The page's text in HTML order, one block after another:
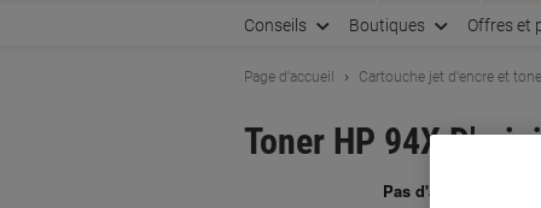
Conseils Boutiques Offres et
Page d'accueil Cartouche jet d'encre et
Toner HP 94X